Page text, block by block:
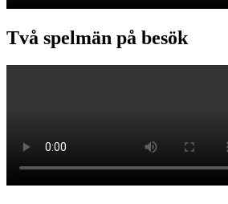
Två spelmän på besök